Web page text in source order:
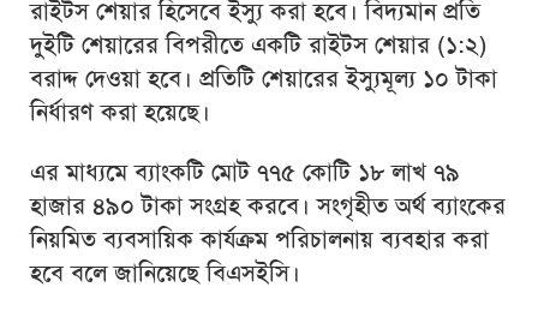
রাইটস শেয়ার হিসেবে ইস্যু করা হবে। বিদ্যমান প্রতি
দুইটি শেয়ারের বিপরীতে একটি রাইটস শেয়ার (১:২)
বরাদ্দ দেওয়া হবে। প্রতিটি শেয়ারের ইস্যুমূল্য ১০ টাকা
নির্ধারণ করা হয়েছে।
এর মাধ্যমে ব্যাংকটি মোট ৭৭৫ কোটি ১৮ লাখ ৭৯
হাজার ৪৯০ টাকা সংগ্রহ করবে। সংগৃহীত অর্থ ব্যাংকের
নিয়মিত ব্যবসায়িক কার্যক্রম পরিচালনায় ব্যবহার করা
হবে বলে জানিয়েছে বিএসইসি।